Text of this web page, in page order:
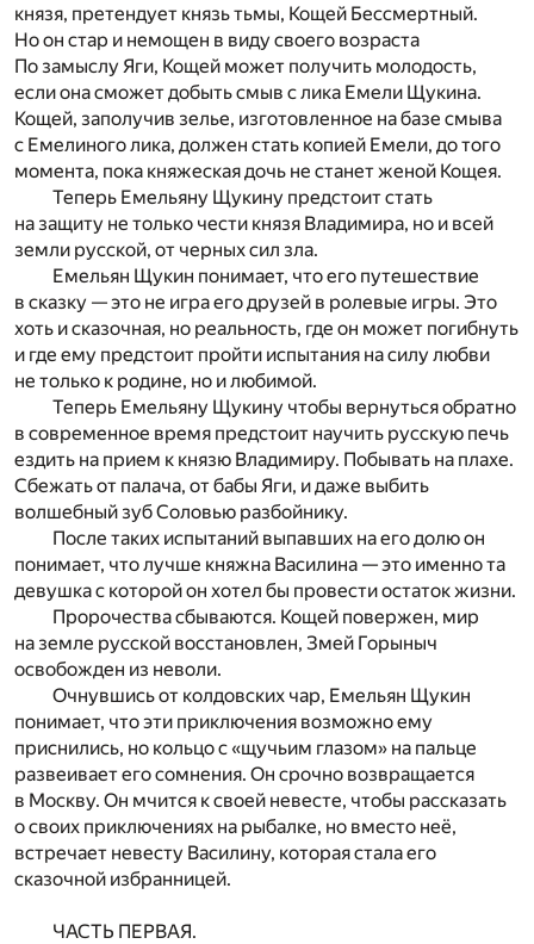
князя, претендует князь тьмы, Кощей Бессмертный.
Но он стар и немощен в виду своего возраста
По замыслу Яги, Кощей может получить молодость,
если она сможет добыть смыв с лика Емели Щукина.
Кощей, заполучив зелье, изготовленное на базе смыва
с Емелиного лика, должен стать копией Емели, до того
момента, пока княжеская дочь не станет женой Кощея.
Теперь Емельяну Щукину предстоит стать
на защиту не только чести князя Владимира, но и всей
земли русской, от черных сил зла.
Емельян Щукин понимает, что его путешествие
в сказку — это не игра его друзей в ролевые игры. Это
хоть и сказочная, но реальность, где он может погибнуть
и где ему предстоит пройти испытания на силу любви
не только к родине, но и любимой.
Теперь Емельяну Щукину чтобы вернуться обратно
в современное время предстоит научить русскую печь
ездить на прием к князю Владимиру. Побывать на плахе.
Сбежать от палача, от бабы Яги, и даже выбить
волшебный зуб Соловью разбойнику.
После таких испытаний выпавших на его долю он
понимает, что лучше княжна Василина — это именно та
девушка с которой он хотел бы провести остаток жизни.
Пророчества сбываются. Кощей повержен, мир
на земле русской восстановлен, Змей Горыныч
освобожден из неволи.
Очнувшись от колдовских чар, Емельян Щукин
понимает, что эти приключения возможно ему
приснились, но кольцо с «щучьим глазом» на пальце
развеивает его сомнения. Он срочно возвращается
в Москву. Он мчится к своей невесте, чтобы рассказать
о своих приключениях на рыбалке, но вместо неё,
встречает невесту Василину, которая стала его
сказочной избранницей.
ЧАСТЬ ПЕРВАЯ.